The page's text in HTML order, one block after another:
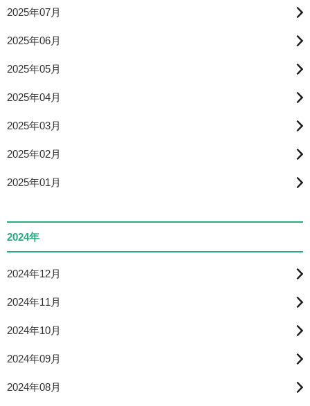
2025年07月
2025年06月
2025年05月
2025年04月
2025年03月
2025年02月
2025年01月
2024年
2024年12月
2024年11月
2024年10月
2024年09月
2024年08月